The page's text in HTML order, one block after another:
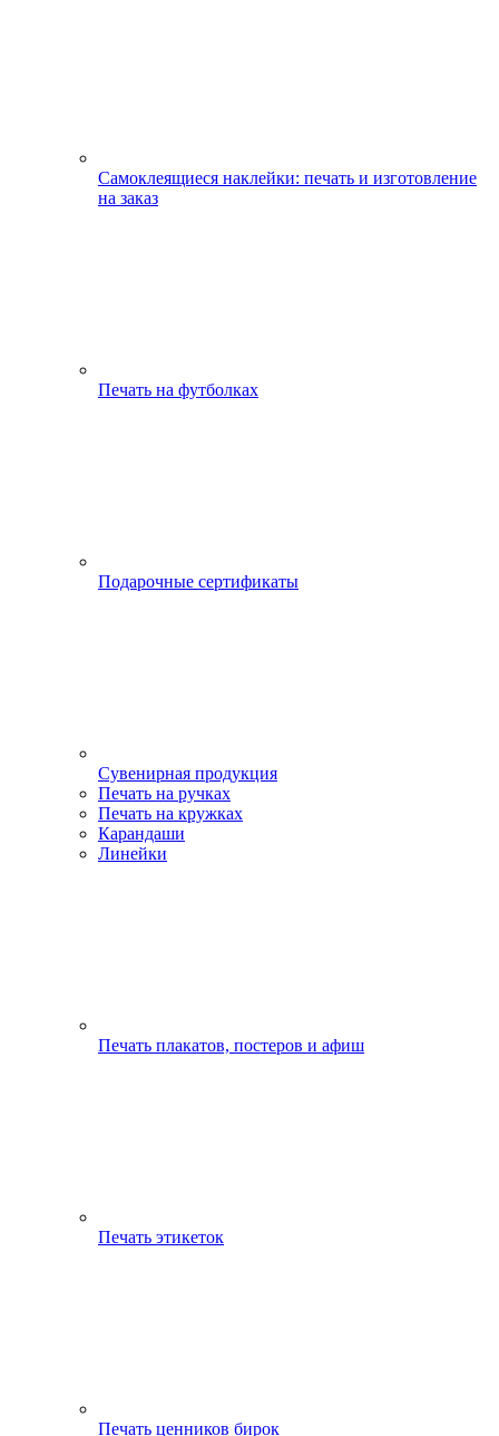
Самоклеящиеся наклейки: печать и изготовление
на заказ
Печать на футболках
Подарочные сертификаты
Сувенирная продукция
Печать на ручках
Печать на кружках
Карандаши
Линейки
Печать плакатов, постеров и афиш
Печать этикеток
Печать ценников бирок